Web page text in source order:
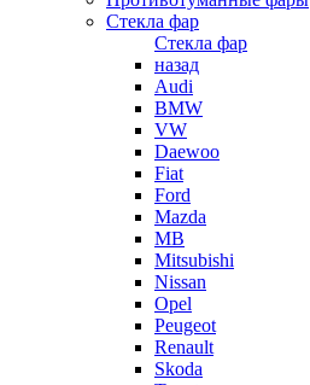
Стекла фар
Стекла фар
назад
Audi
BMW
VW
Daewoo
Fiat
Ford
Mazda
MB
Mitsubishi
Nissan
Opel
Peugeot
Renault
Skoda